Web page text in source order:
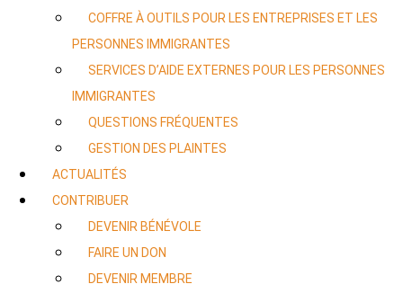
COFFRE À OUTILS POUR LES ENTREPRISES ET LES
PERSONNES IMMIGRANTES
SERVICES D’AIDE EXTERNES POUR LES PERSONNES
IMMIGRANTES
QUESTIONS FRÉQUENTES
GESTION DES PLAINTES
ACTUALITÉS
CONTRIBUER
DEVENIR BÉNÉVOLE
FAIRE UN DON
DEVENIR MEMBRE